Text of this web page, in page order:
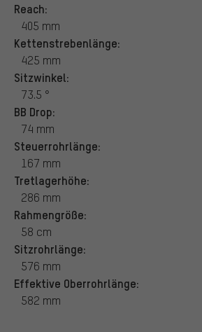
Reach:
405 mm
Kettenstrebenlänge:
425 mm
Sitzwinkel:
73.5 °
BB Drop:
74 mm
Steuerrohrlänge:
167 mm
Tretlagerhöhe:
286 mm
Rahmengröße:
58 cm
Sitzrohrlänge:
576 mm
Effektive Oberrohrlänge:
582 mm